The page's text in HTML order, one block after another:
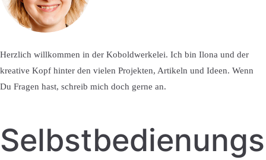
Herzlich willkommen in der Koboldwerkelei. Ich bin Ilona und der
kreative Kopf hinter den vielen Projekten, Artikeln und Ideen. Wenn
Du Fragen hast, schreib mich doch gerne an.